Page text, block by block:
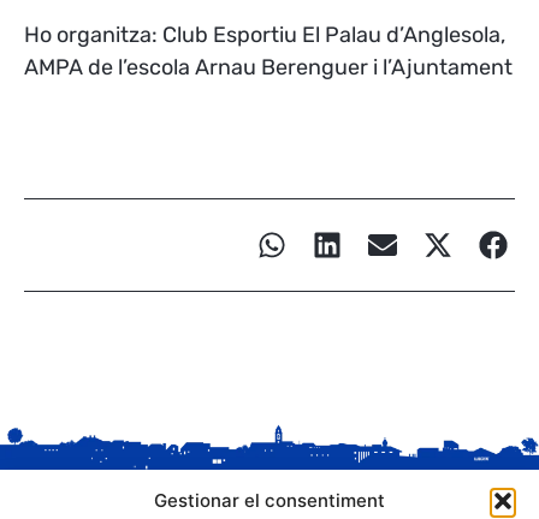
Gestionar el consentiment
Ho organitza: Club Esportiu El Palau d’Anglesola,
AMPA de l’escola Arnau Berenguer i l’Ajuntament